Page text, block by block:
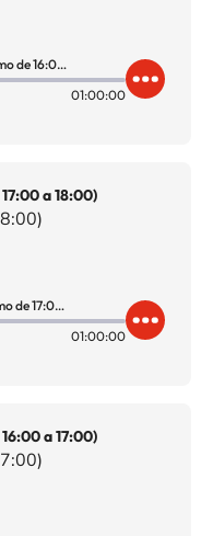
40 al Dia (04/08/2026 - Tramo de 16:00 a 17:00)
01:00:00
a 18:00)
40 al Dia (03/08/2026 - Tramo de 17:00 a 18:00)
01:00:00
a 17:00)